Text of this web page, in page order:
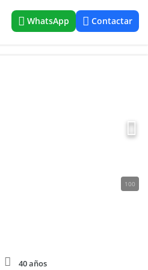
WhatsApp Contactar
100
40 años